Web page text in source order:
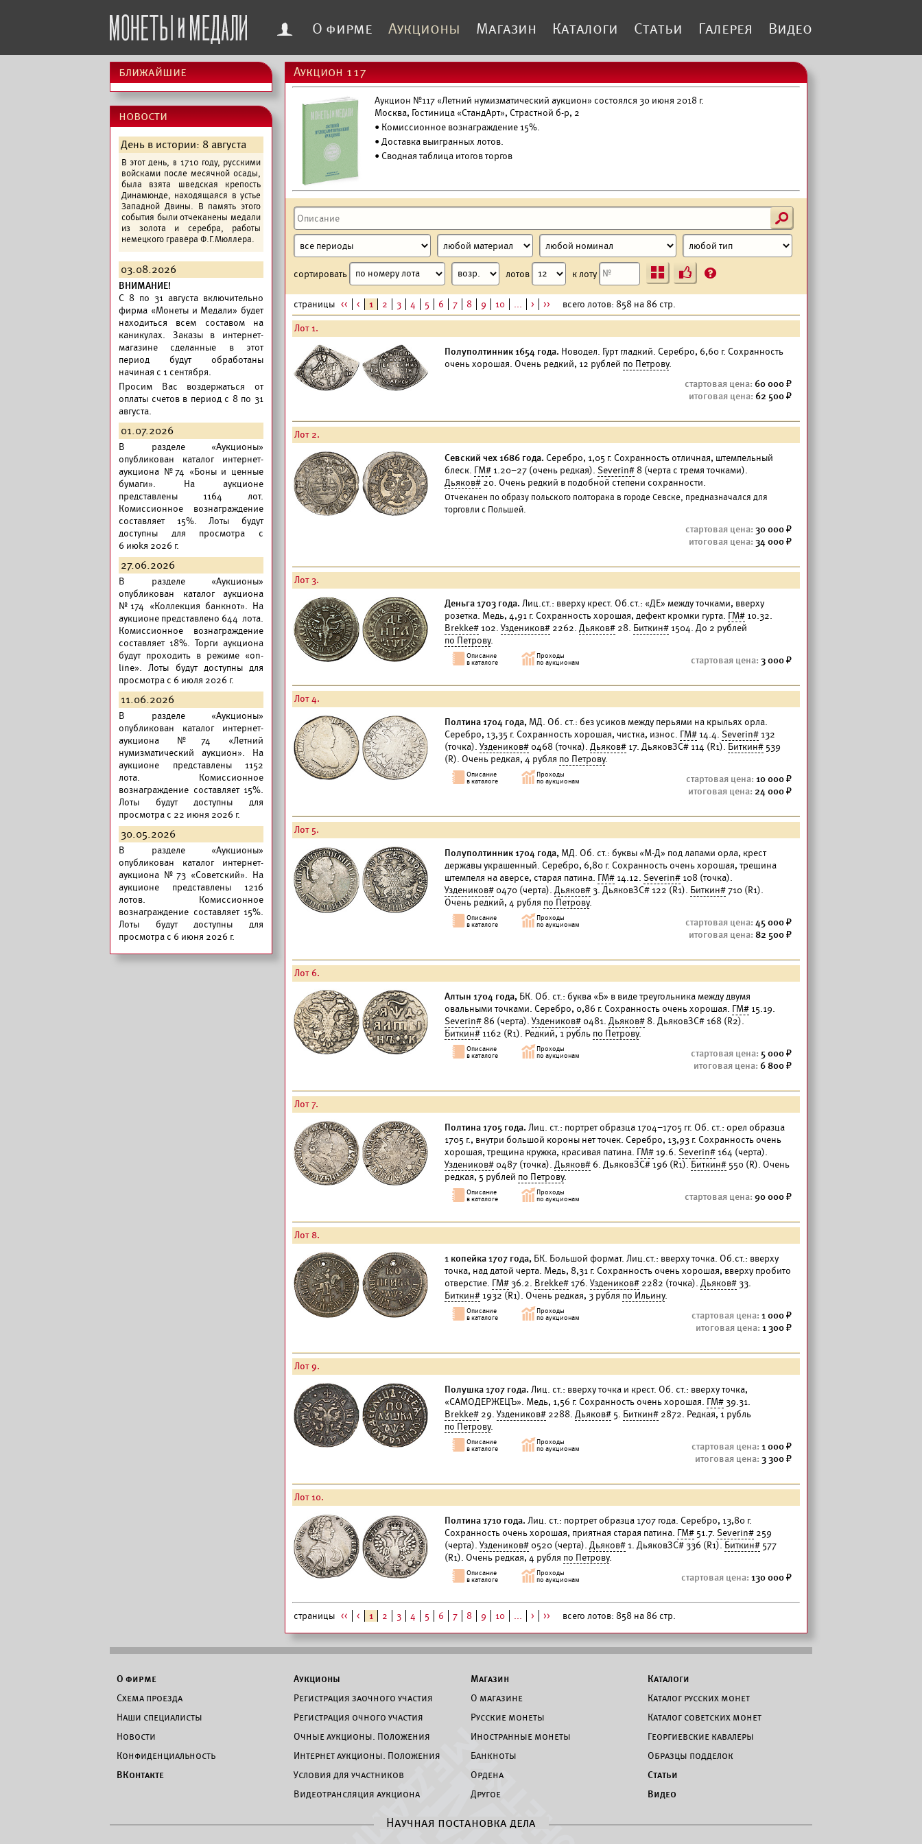
f О фирме Аукционы Магазин Каталоги Статьи Галерея Видео
ближайшие
новости
День в истории: 8 августа
В этот день, в 1710 году, русскими
войсками после месячной осады,
была взята шведская крепость
Динамюнде, находящаяся в устье
Западной Двины. В память этого
события были отчеканены медали
из золота и серебра, работы
немецкого гравёра Ф.Г.Мюллера.
03.08.2026
ВНИМАНИЕ!
C 8 по 31 августа включительно
фирма «Монеты и Медали» будет
находиться всем составом на
каникулах. Заказы в интернет-
магазине сделанные в этот
период будут обработаны
начиная с 1 сентября.
Просим Вас воздержаться от
оплаты счетов в период с 8 по 31
августа.
01.07.2026
В разделе «Аукционы»
опубликован каталог интернет-
аукциона №74 «Боны и ценные
бумаги». На аукционе
представлены 1164 лот.
Комиссионное вознаграждение
составляет 15%. Лоты будут
доступны для просмотра с
6 июkя 2026 г.
27.06.2026
В разделе «Аукционы»
опубликован каталог аукциона
№174 «Коллекция банкнот». На
аукционе представлено 644 лота.
Комиссионное вознаграждение
составляет 18%. Торги аукциона
будут проходить в режиме «on-
line». Лоты будут доступны для
просмотра с 6 июля 2026 г.
11.06.2026
В разделе «Аукционы»
опубликован каталог интернет-
аукциона №74 «Летний
нумизматический аукцион». На
аукционе представлены 1152
лота. Комиссионное
вознаграждение составляет 15%.
Лоты будут доступны для
просмотра с 22 июня 2026 г.
30.05.2026
В разделе «Аукционы»
опубликован каталог интернет-
аукциона №73 «Советский». На
аукционе представлены 1216
лотов. Комиссионное
вознаграждение составляет 15%.
Лоты будут доступны для
просмотра с 6 июня 2026 г.
Аукцион 117
Аукцион №117 «Летний нумизматический аукцион» состоялся 30 июня 2018 г.
Москва, Гостиница «СтандАрт», Страстной б-р, 2
• Комиссионное вознаграждение 15%.
• Доставка выигранных лотов.
• Сводная таблица итогов торгов
s
сортировать лотов к лоту Ъ ?
страницы << < 1 2 3 4 5 6 7 8 9 10 ... > >> всего лотов: 858 на 86 стр.
Лот 1.
Полуполтинник 1654 года. Новодел. Гурт гладкий. Серебро, 6,60 г. Сохранность
очень хорошая. Очень редкий, 12 рублей по Петрову.
60 000
62 500
Лот 2.
Севский чех 1686 года. Серебро, 1,05 г. Сохранность отличная, штемпельный
блеск. ГМ# 1.20–27 (очень редкая). Severin# 8 (черта с тремя точками).
Дьяков# 20. Очень редкий в подобной степени сохранности.
Отчеканен по образу польского полторака в городе Севске, предназначался для
торговли с Польшей.
30 000
34 000
Лот 3.
Деньга 1703 года. Лиц.ст.: вверху крест. Об.ст.: «ДЕ» между точками, вверху
розетка. Медь, 4,91 г. Сохранность хорошая, дефект кромки гурта. ГМ# 10.32.
Brekke# 102. Уздеников# 2262. Дьяков# 28. Биткин# 1504. До 2 рублей
по Петрову.
3 000
Лот 4.
Полтина 1704 года, МД. Об. ст.: без усиков между перьями на крыльях орла.
Серебро, 13,35 г. Сохранность хорошая, чистка, износ. ГМ# 14.4. Severin# 132
(точка). Уздеников# 0468 (точка). Дьяков# 17. ДьяковЗС# 114 (R1). Биткин# 539
(R). Очень редкая, 4 рубля по Петрову.
10 000
24 000
Лот 5.
Полуполтинник 1704 года, МД. Об. ст.: буквы «М-Д» под лапами орла, крест
державы украшенный. Серебро, 6,80 г. Сохранность очень хорошая, трещина
штемпеля на аверсе, старая патина. ГМ# 14.12. Severin# 108 (точка).
Уздеников# 0470 (черта). Дьяков#3. ДьяковЗС# 122 (R1). Биткин#710 (R1).
Очень редкий, 4 рубля по Петрову.
45 000
82 500
Лот 6.
Алтын 1704 года, БК. Об. ст.: буква «Б» в виде треугольника между двумя
овальными точками. Серебро, 0,86 г. Сохранность очень хорошая. ГМ# 15.19.
Severin# 86 (черта). Уздеников# 0481. Дьяков# 8. ДьяковЗС# 168 (R2).
Биткин# 1162 (R1). Редкий, 1 рубль по Петрову.
5 000
6 800
Лот 7.
Полтина 1705 года. Лиц. ст.: портрет образца 1704–1705 гг. Об. ст.: орел образца
1705 г., внутри большой короны нет точек. Серебро, 13,93 г. Сохранность очень
хорошая, трещина кружка, красивая патина. ГМ# 19.6. Severin# 164 (черта).
Уздеников# 0487 (точка). Дьяков# 6. ДьяковЗС# 196 (R1). Биткин# 550 (R). Очень
редкая, 5 рублей по Петрову.
90 000
Лот 8.
1 копейка 1707 года, БК. Большой формат. Лиц.ст.: вверху точка. Об.ст.: вверху
точка, над датой черта. Медь, 8,31 г. Сохранность очень хорошая, вверху пробито
отверстие. ГМ#36.2. Brekke# 176. Уздеников# 2282 (точка). Дьяков#33.
Биткин# 1932 (R1). Очень редкая, 3 рубля по Ильину.
1 000
1 300
Лот 9.
Полушка 1707 года. Лиц. ст.: вверху точка и крест. Об. ст.: вверху точка,
«САМОДЕРЖЕЦЪ». Медь, 1,56 г. Сохранность очень хорошая. ГМ#39.31.
Brekke# 29. Уздеников# 2288. Дьяков# 5. Биткин# 2872. Редкая, 1 рубль
по Петрову.
1 000
3 300
Лот 10.
Полтина 1710 года. Лиц. ст.: портрет образца 1707 года. Серебро, 13,80 г.
Сохранность очень хорошая, приятная старая патина. ГМ# 51.7. Severin# 259
(черта). Уздеников# 0520 (черта). Дьяков# 1. ДьяковЗС# 336 (R1). Биткин# 577
(R1). Очень редкая, 4 рубля по Петрову.
130 000
страницы << < 1 2 3 4 5 6 7 8 9 10 ... > >> всего лотов: 858 на 86 стр.
О фирме
Схема проезда
Наши специалисты
Новости
Конфиденциальность
ВКонтакте
Аукционы
Регистрация заочного участия
Регистрация очного участия
Очные аукционы. Положения
Интернет аукционы. Положения
Условия для участников
Видеотрансляция аукциона
Магазин
О магазине
Русские монеты
Иностранные монеты
Банкноты
Ордена
Другое
Каталоги
Каталог русских монет
Каталог советских монет
Георгиевские кавалеры
Образцы подделок
Статьи
Видео
Научная постановка дела